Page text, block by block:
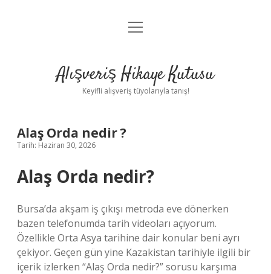
Anasayfa
Yasal Uyarı
menüyü
Alışveriş Hikaye Kutusu
Keyifli alışveriş tüyolarıyla tanış!
Alaş Orda nedir ?
Tarih: Haziran 30, 2026
Alaş Orda nedir?
Bursa’da akşam iş çıkışı metroda eve dönerken
bazen telefonumda tarih videoları açıyorum.
Özellikle Orta Asya tarihine dair konular beni ayrı
çekiyor. Geçen gün yine Kazakistan tarihiyle ilgili bir
içerik izlerken “Alaş Orda nedir?” sorusu karşıma